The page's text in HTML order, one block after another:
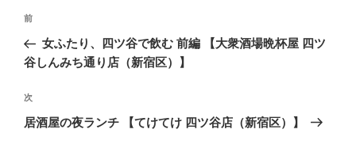
投
ナ
ゲ
ー
前
の
投
前
女ふたり、四ツ谷で飲む 前編 【大衆酒場晩杯屋 四ツ
谷しんみち通り店（新宿区）】
次
の
次
居酒屋の夜ランチ 【てけてけ 四ツ谷店（新宿区）】